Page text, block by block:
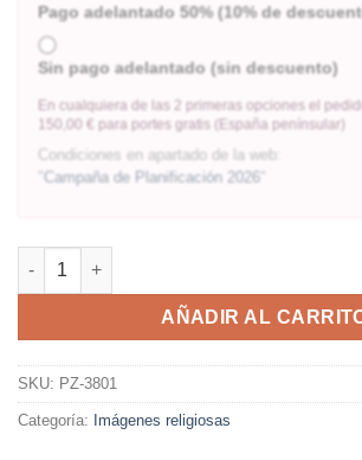
Pago adelantado 50% (10% de
Sin pago adelantado (sin descuento)
En cualquiera de las 2 primeras opciones el
150,00 € para portes gratis (España penínsular)
Condiciones en apartado de la web:
" Campaña de Planificación 2026 "
AÑADIR AL
SKU: PZ-3801
Categoría: Imágenes religiosas